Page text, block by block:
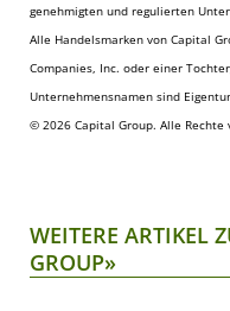
genehmigten und regulierten
Alle Handelsmarken von Capital
Companies, Inc. oder einer
Unternehmensnamen sind
© 2026 Capital Group. Alle Rechte
WEITERE ARTIKEL
GROUP»